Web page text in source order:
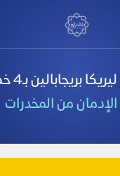
بـ4 خطوات فقط
من المخدرات